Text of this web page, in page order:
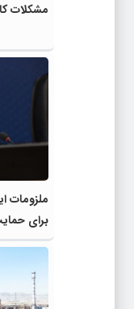
مشکلات
ملزومات
برای